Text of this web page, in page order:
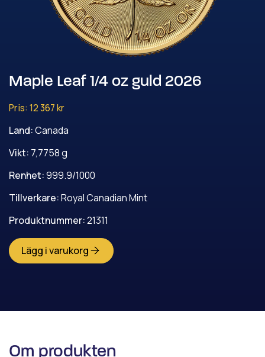
Maple Leaf 1/4 oz guld 2026
Pris:12 367 kr
Land:Canada
Vikt: 7,7758g
Renhet:999.9/1000
Tillverkare:Royal Canadian Mint
Produktnummer:21311
Lägg i varukorg
Om produkten